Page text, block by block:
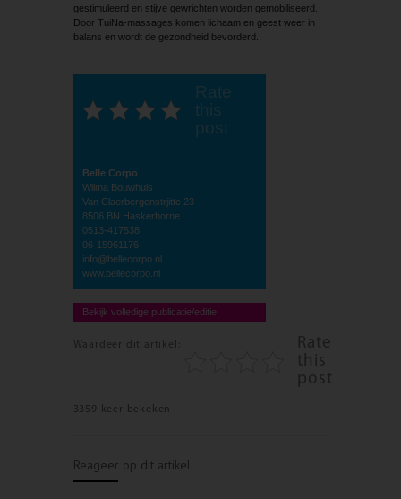
gestimuleerd en stijve gewrichten worden gemobiliseerd.
Door TuiNa-massages komen lichaam en geest weer in
balans en wordt de gezondheid bevorderd.
Rate
this
post
Belle Corpo
Wilma Bouwhuis
Van Claerbergenstrjitte 23
8506 BN Haskerhorne
0513-417538
06-15961176
info@bellecorpo.nl
www.bellecorpo.nl
Bekijk volledige publicatie/editie
Waardeer dit artikel:
Rate
this
post
3359 keer bekeken
Reageer op dit artikel